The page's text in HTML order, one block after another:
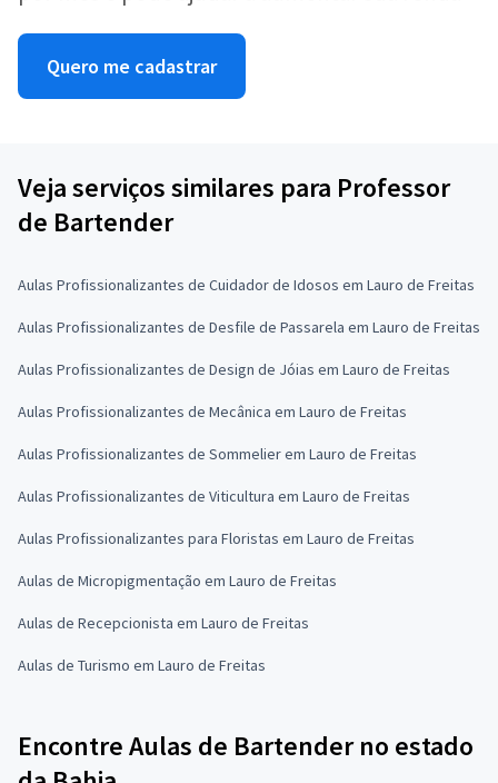
Quero me cadastrar
Veja serviços similares para Professor
de Bartender
Aulas Profissionalizantes de Cuidador de Idosos em Lauro de Freitas
Aulas Profissionalizantes de Desfile de Passarela em Lauro de Freitas
Aulas Profissionalizantes de Design de Jóias em Lauro de Freitas
Aulas Profissionalizantes de Mecânica em Lauro de Freitas
Aulas Profissionalizantes de Sommelier em Lauro de Freitas
Aulas Profissionalizantes de Viticultura em Lauro de Freitas
Aulas Profissionalizantes para Floristas em Lauro de Freitas
Aulas de Micropigmentação em Lauro de Freitas
Aulas de Recepcionista em Lauro de Freitas
Aulas de Turismo em Lauro de Freitas
Encontre Aulas de Bartender no estado